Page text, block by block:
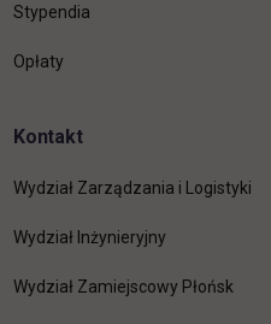
Stypendia
Opłaty
Kontakt
Wydział Zarządzania i Logistyki
Wydział Inżynieryjny
Wydział Zamiejscowy Płońsk